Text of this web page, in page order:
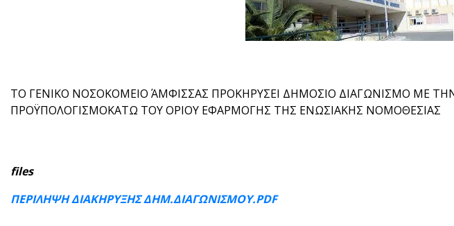
ΤΟ ΓΕΝΙΚΟ ΝΟΣΟΚΟΜΕΙΟ ΆΜΦΙΣΣΑΣ ΠΡΟΚΗΡΥΣΕΙ ΔΗΜΟΣΙΟ ΔΙΑΓΩΝΙΣΜΟ ΜΕ ΤΗΝ
ΠΡΟΫΠΟΛΟΓΙΣΜΟΚΑΤΩ ΤΟΥ ΟΡΙΟΥ ΕΦΑΡΜΟΓΗΣ ΤΗΣ ΕΝΩΣΙΑΚΗΣ ΝΟΜΟΘΕΣΙΑΣ
files
ΠΕΡΙΛΗΨΗ ΔΙΑΚΗΡΥΞΗΣ ΔΗΜ.ΔΙΑΓΩΝΙΣΜΟΥ.PDF